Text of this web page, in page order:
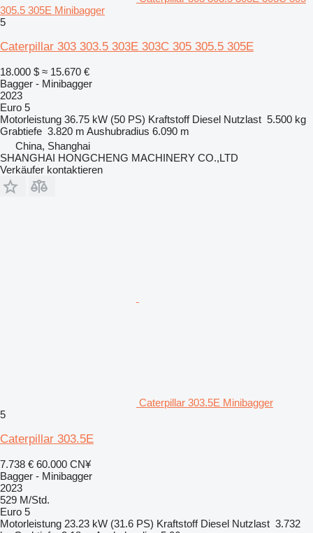
305.5 305E Minibagger
5
Caterpillar 303 303.5 303E 303C 305 305.5 305E
18.000 $ ≈ 15.670 €
Bagger - Minibagger
2023
Euro 5
Motorleistung 36.75 kW (50 PS) Kraftstoff Diesel Nutzlast 5.500 kg
Grabtiefe 3.820 m Aushubradius 6.090 m
China, Shanghai
SHANGHAI HONGCHENG MACHINERY CO.,LTD
Verkäufer kontaktieren
Caterpillar 303.5E Minibagger
5
Caterpillar 303.5E
7.738 € 60.000 CN¥
Bagger - Minibagger
2023
529 M/Std.
Euro 5
Motorleistung 23.23 kW (31.6 PS) Kraftstoff Diesel Nutzlast 3.732